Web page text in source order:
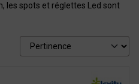
les spots et réglettes Led sont